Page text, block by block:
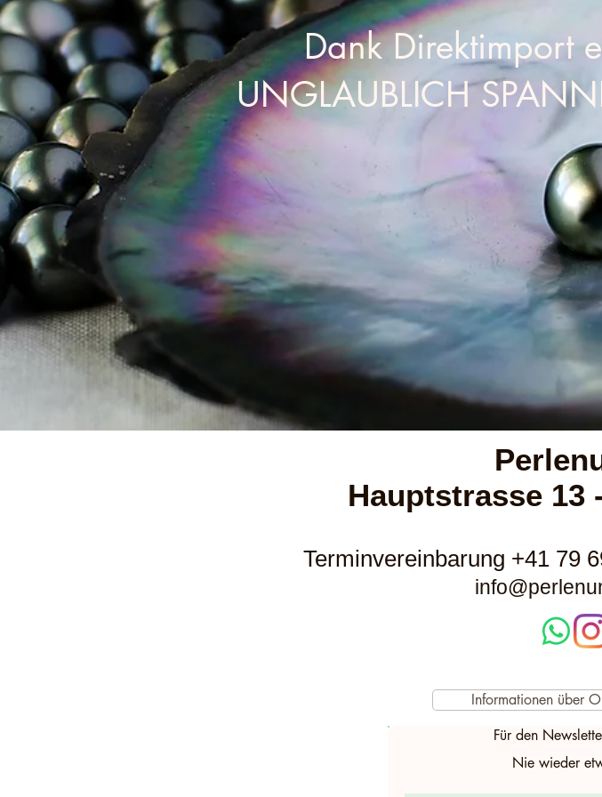
Dank Direktimport
UNGLAUBLICH
Hauptstrasse 13
Terminvereinbarung +41 79
Informationen über
Für den
Nie wieder